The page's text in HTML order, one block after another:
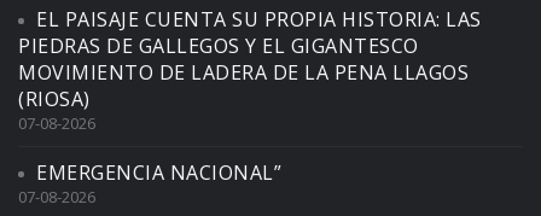
EL PAISAJE CUENTA SU PROPIA HISTORIA: LAS
PIEDRAS DE GALLEGOS Y EL GIGANTESCO
MOVIMIENTO DE LADERA DE LA PENA LLAGOS
(RIOSA)
07-08-2026
EMERGENCIA NACIONAL”
07-08-2026